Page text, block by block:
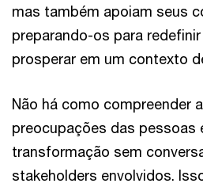
mas também apoiam seus
preparando-os para
prosperar em um contexto
Não há como compreender
preocupações das pessoas
transformação sem
stakeholders envolvidos.